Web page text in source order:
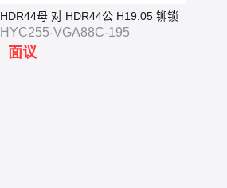
HDR44母 对 HDR44公 H19.05 铆锁
HYC255-VGA88C-195
面议